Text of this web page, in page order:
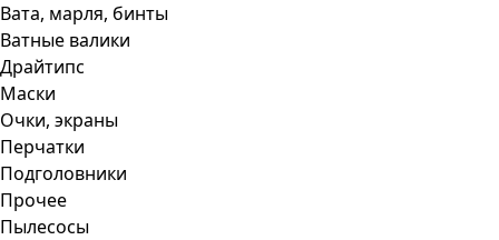
Вата, марля, бинты
Ватные валики
Драйтипс
Маски
Очки, экраны
Перчатки
Подголовники
Прочее
Пылесосы